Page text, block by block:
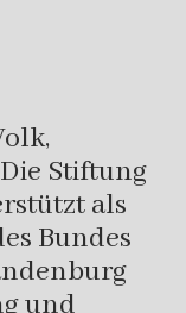
Stiftung
als
Bundes
und